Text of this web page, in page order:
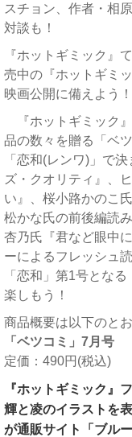
スチョン、作者・相
対談も！
『ホットギミック』
売中の『ホットギミ
映画公開に備えよう！
『ホットギミック
品の数々を贈る「ベ
「恋和(レンワ)」で
ズ・クオリティ』、
い』、桜小路かのこ
松かな氏の前後編読
杏乃氏『君など眼中
ーによるフレッシュ
「恋和」第1号とな
楽しもう！
商品概要は以下のとお
「ベツコミ」7月号
定価：490円(税込)
『ホットギミック』
輝と凌のイラストを
が通販サイト「ブル